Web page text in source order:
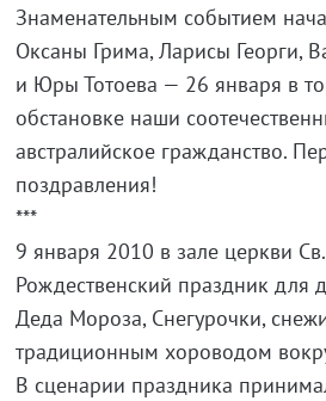
Знаменательным событием
Оксаны Грима, Ларисы Георги,
и Юры Тотоева — 26 января в
обстановке наши
австралийское гражданство.
поздравления!
***
9 января 2010 в зале церкви
Рождественский праздник для
Деда Мороза, Снегурочки,
традиционным хороводом
В сценарии праздника